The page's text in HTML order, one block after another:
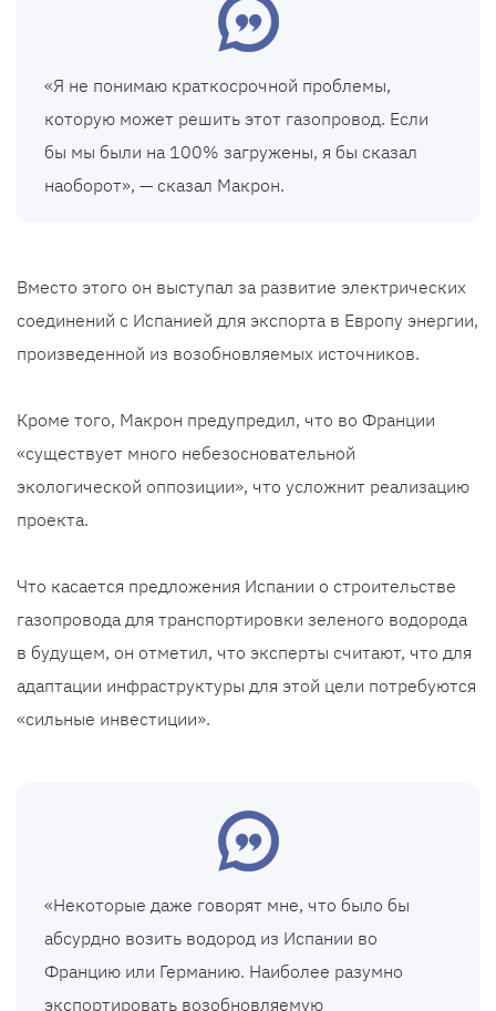
«Я не понимаю краткосрочной проблемы,
которую может решить этот газопровод. Если
бы мы были на 100% загружены, я бы сказал
наоборот», — сказал Макрон.
Вместо этого он выступал за развитие электрических
соединений с Испанией для экспорта в Европу энергии,
произведенной из возобновляемых источников.
Кроме того, Макрон предупредил, что во Франции
«существует много небезосновательной
экологической оппозиции», что усложнит реализацию
проекта.
Что касается предложения Испании о строительстве
газопровода для транспортировки зеленого водорода
в будущем, он отметил, что эксперты считают, что для
адаптации инфраструктуры для этой цели потребуются
«сильные инвестиции».
«Некоторые даже говорят мне, что было бы
абсурдно возить водород из Испании во
Францию ​​или Германию. Наиболее разумно
экспортировать возобновляемую